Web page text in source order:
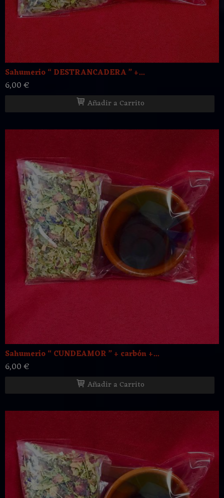
Sahumerio “ DESTRANCADERA ” +...
6,00 €
Añadir a Carrito
Sahumerio “ CUNDEAMOR ” + carbón +...
6,00 €
Añadir a Carrito